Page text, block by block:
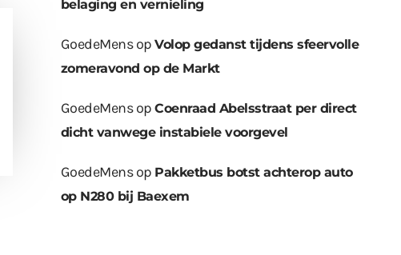
belaging en vernieling
GoedeMensopVolop gedanst tijdens sfeervolle
zomeravond op de Markt
GoedeMensopCoenraad Abelsstraat per direct
dicht vanwege instabiele voorgevel
GoedeMensop Pakketbus botst achterop auto
op N280 bij Baexem